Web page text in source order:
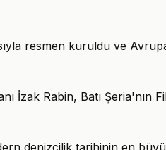
resmen kuruldu ve
İzak Rabin, Batı Şeria'nın
denizcilik tarihinin en